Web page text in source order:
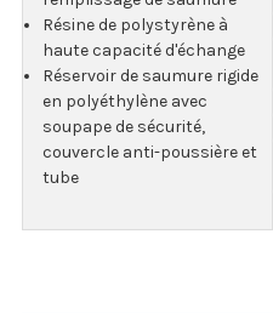
Résine de polystyrène à
haute capacité d'échange
Réservoir de saumure rigide
en polyéthylène avec
soupape de sécurité,
couvercle anti-poussière et
tube